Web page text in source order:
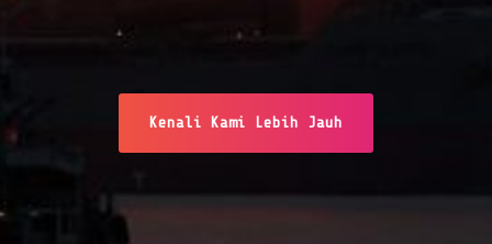
Kenali Kami Lebih Jauh